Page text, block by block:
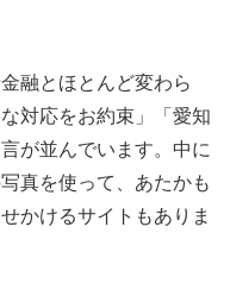
融とほとんど変わら
対応をお約束」「愛知
が並んでいます。中に
真を使って、あたかも
かけるサイトもありま